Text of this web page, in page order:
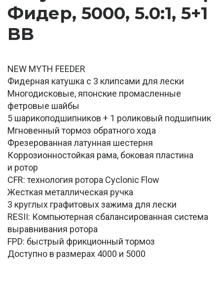
Фидер, 5000, 5.0:1, 5+1
BB
NEW MYTH FEEDER
Фидерная катушка с 3 клипсами для лески
Многодисковые, японские промасленные
фетровые шайбы
5 шарикоподшипников + 1 роликовый подшипник
Мгновенный тормоз обратного хода
Фрезерованная латунная шестерня
Коррозионностойкая рама, боковая пластина
и ротор
CFR: технология ротора Cyclonic Flow
Жесткая металлическая ручка
3 круглых графитовых зажима для лески
RESII: Компьютерная сбалансированная система
выравнивания ротора
FPD: быстрый фрикционный тормоз
Доступно в размерах 4000 и 5000